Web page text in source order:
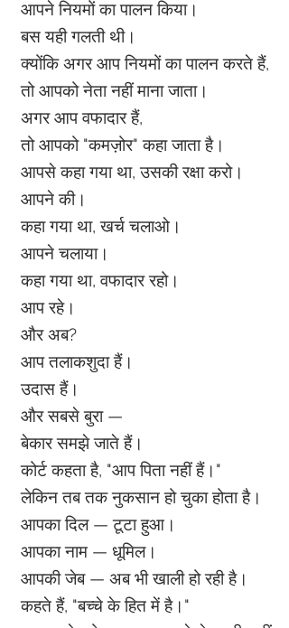
आपने नियमों का पालन किया।
बस यही गलती थी।
क्योंकि अगर आप नियमों का पालन करते हैं,
तो आपको नेता नहीं माना जाता।
अगर आप वफादार हैं,
तो आपको "कमज़ोर" कहा जाता है।
आपसे कहा गया था, उसकी रक्षा करो।
आपने की।
कहा गया था, खर्च चलाओ।
आपने चलाया।
कहा गया था, वफादार रहो।
आप रहे।
और अब?
आप तलाकशुदा हैं।
उदास हैं।
और सबसे बुरा —
बेकार समझे जाते हैं।
कोर्ट कहता है, "आप पिता नहीं हैं।"
लेकिन तब तक नुकसान हो चुका होता है।
आपका दिल — टूटा हुआ।
आपका नाम — धूमिल।
आपकी जेब — अब भी खाली हो रही है।
कहते हैं, "बच्चे के हित में है।"